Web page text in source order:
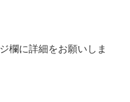
欄に詳細をお願いしま